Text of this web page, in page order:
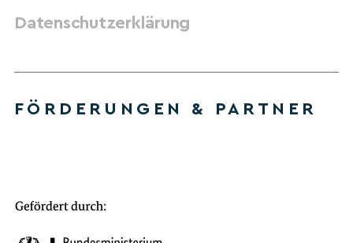
Datenschutzerklärung
FÖRDERUNGEN & PARTNER